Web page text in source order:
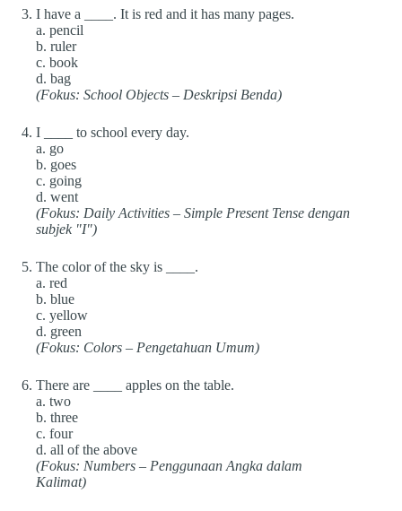
I have a ____. It is red and it has many pages.
a. pencil
b. ruler
c. book
d. bag
(Fokus: School Objects – Deskripsi Benda)
I ____ to school every day.
a. go
b. goes
c. going
d. went
(Fokus: Daily Activities – Simple Present Tense dengan
subjek "I")
The color of the sky is ____.
a. red
b. blue
c. yellow
d. green
(Fokus: Colors – Pengetahuan Umum)
There are ____ apples on the table.
a. two
b. three
c. four
d. all of the above
(Fokus: Numbers – Penggunaan Angka dalam
Kalimat)